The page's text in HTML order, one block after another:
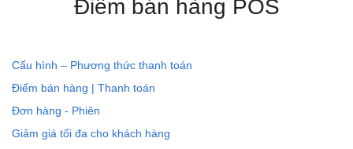
Điểm bán hàng POS
Cấu hình – Phương thức thanh toán
Điểm bán hàng | Thanh toán
Đơn hàng - Phiên
Giảm giá tối đa cho khách hàng